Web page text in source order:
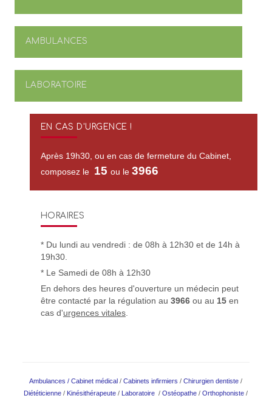
AMBULANCES
LABORATOIRE
EN CAS D'URGENCE !
Après 19h30, ou en cas de fermeture du Cabinet,
composez le 15 ou le 3966
HORAIRES
* Du lundi au vendredi : de 08h à 12h30 et de 14h à
19h30.
* Le Samedi de 08h à 12h30
En dehors des heures d'ouverture un médecin peut
être contacté par la régulation au 3966ou au 15en
cas d'urgences vitales.
Ambulances/Cabinet médical /Cabinets infirmiers /Chirurgien dentiste/
Diététicienne / Kinésithérapeute / Laboratoire /Ostéopathe/Orthophoniste /